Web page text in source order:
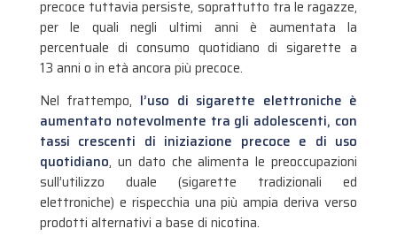
precoce tuttavia persiste, soprattutto tra le ragazze,
per le quali negli ultimi anni è aumentata la
percentuale di consumo quotidiano di sigarette a
13 anni o in età ancora più precoce.
Nel frattempo, l’uso di sigarette elettroniche è
aumentato notevolmente tra gli adolescenti, con
tassi crescenti di iniziazione precoce e di uso
quotidiano, un dato che alimenta le preoccupazioni
sull’utilizzo duale (sigarette tradizionali ed
elettroniche) e rispecchia una più ampia deriva verso
prodotti alternativi a base di nicotina.